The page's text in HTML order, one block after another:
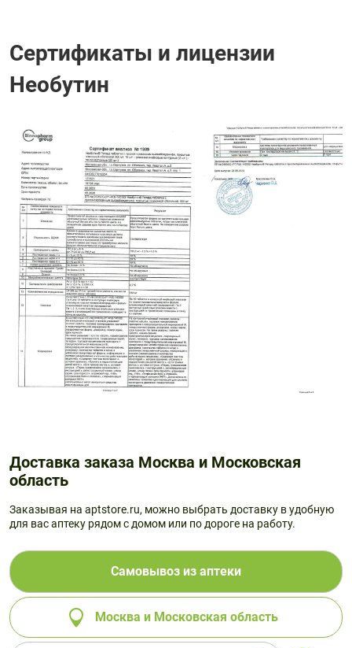
Сертификаты и лицензии
Необутин
Доставка заказа Москва и Московская
область
Заказывая на aptstore.ru, можно выбрать доставку в удобную
для вас аптеку рядом с домом или по дороге на работу.
Самовывоз из аптеки
Москва и Московская область